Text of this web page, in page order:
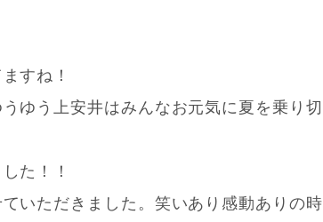
すね！
ゆう上安井はみんなお元気に夏を乗り切
た！！
いただきました。笑いあり感動ありの時